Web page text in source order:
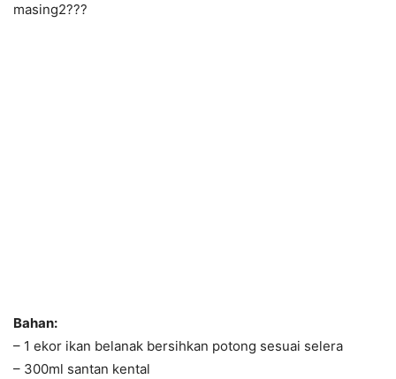
masing2???
Bahan:
– 1 ekor ikan belanak bersihkan potong sesuai selera
– 300ml santan kental